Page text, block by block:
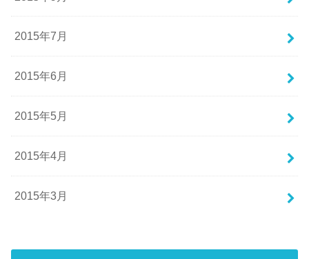
2015年7月
2015年6月
2015年5月
2015年4月
2015年3月